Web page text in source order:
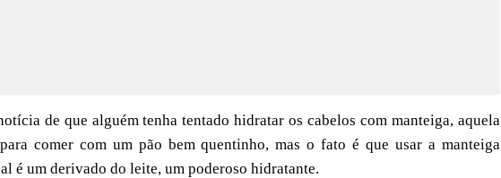
de que alguém tenha tentado hidratar os cabelos com manteiga, aquela
comer com um pão bem quentinho, mas o fato é que usar a manteiga
é um derivado do leite, um poderoso hidratante.